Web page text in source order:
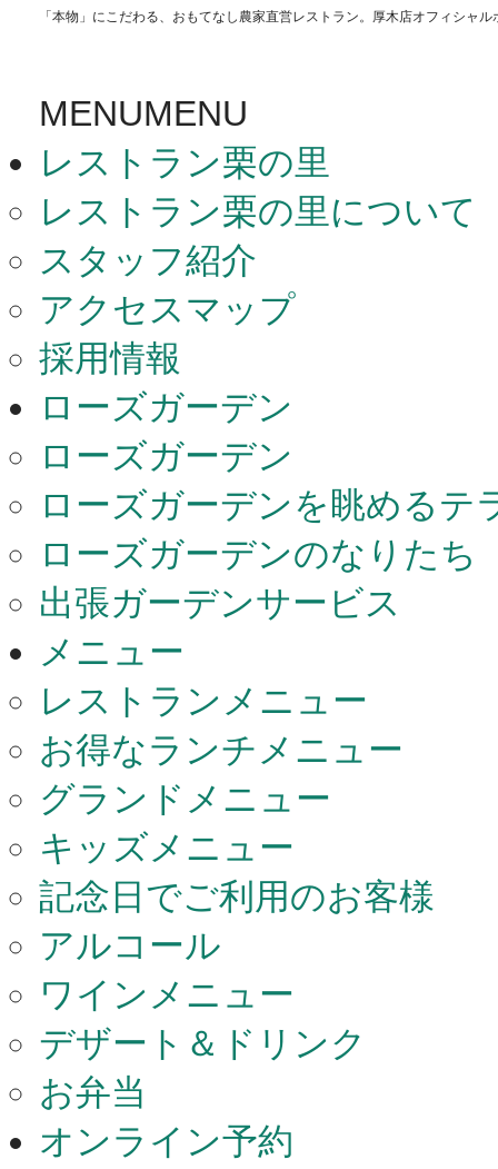
「本物」にこだわる、おもてなし農家直営レストラン。厚木店オフィシャル
MENUMENU
レストラン栗の里
レストラン栗の里について
スタッフ紹介
アクセスマップ
採用情報
ローズガーデン
ローズガーデン
ローズガーデンを眺めるテ
ローズガーデンのなりたち
出張ガーデンサービス
メニュー
レストランメニュー
お得なランチメニュー
グランドメニュー
キッズメニュー
記念日でご利用のお客様
アルコール
ワインメニュー
デザート＆ドリンク
お弁当
オンライン予約